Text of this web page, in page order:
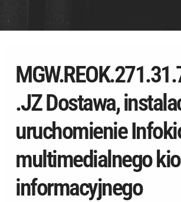
.JZ Dostawa,
uruchomienie
multimedialnego
informacyjnego